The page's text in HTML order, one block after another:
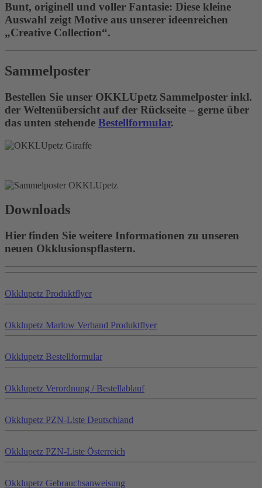
Bunt, originell und voller Fantasie: Diese kleine
Auswahl zeigt Motive aus unserer ideenreichen
„Creative Collection“.
Sammelposter
Bestellen Sie unser OKKLUpetz Sammelposter inkl.
der Weltenübersicht auf der Rückseite – gerne über
das unten stehende Bestellformular.
Downloads
Hier finden Sie weitere Informationen zu unseren
neuen Okklusionspflastern.
Okklupetz Produktflyer
Okklupetz Marlow Verband Produktflyer
Okklupetz Bestellformular
Okklupetz Verordnung / Bestellablauf
Okklupetz PZN-Liste Deutschland
Okklupetz PZN-Liste Österreich
Okklupetz Gebrauchsanweisung